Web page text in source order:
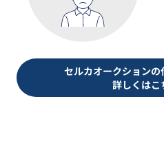
セルカオークションの
詳しくはこ